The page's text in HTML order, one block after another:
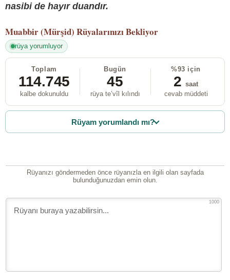
nasibi de hayır duandır.
Muabbir (Mürşid) Rüyalarınızı Bekliyor
rüya yorumluyor
Toplam
114.745
kalbe dokunuldu
Bugün
45
rüya te’vîl kılındı
%93 için
2 saat
cevab müddeti
Rüyam yorumlandı mı?
Rüyanızı göndermeden önce rüyanızla en ilgili olan sayfada
bulunduğunuzdan emin olun.
1000